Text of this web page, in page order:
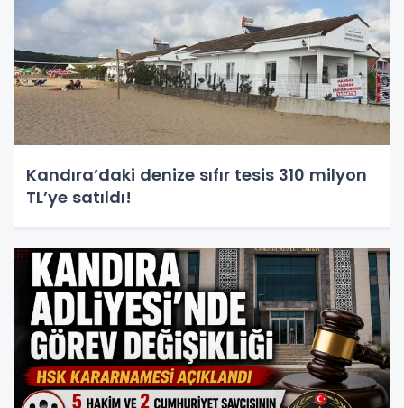
Kandıra’daki denize sıfır tesis 310 milyon
TL’ye satıldı!